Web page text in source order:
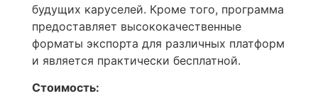
будущих каруселей. Кроме того, программа
предоставляет высококачественные
форматы экспорта для различных платформ
и является практически бесплатной.
Стоимость: